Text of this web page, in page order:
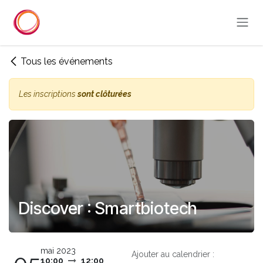
Tous les événements
Les inscriptionssont clôturées
Discover : Smartbiotech
mai 2023
10:00
12:00
Ajouter au calendrier :